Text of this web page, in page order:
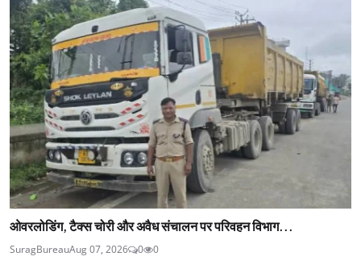
ओवरलोडिंग, टैक्स चोरी और अवैध संचालन पर परिवहन विभाग...
SuragBureauAug 07, 2026 0 0